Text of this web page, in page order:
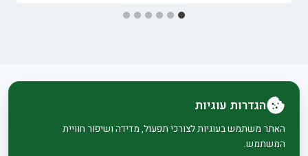
© 2026 בית וגן - WordPress Theme by
Kadence
הגדרות עוגיות
האתר משתמש בעוגיות לצורכי תפעול, מדידה ושיפור חוויית
המשתמש.